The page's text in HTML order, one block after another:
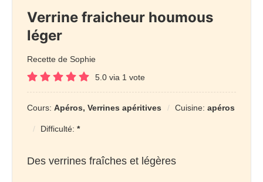
Verrine fraicheur houmous
léger
Recette de Sophie
5.0 via 1 vote
Cours: Apéros, Verrines apéritives Cuisine: apéros
Difficulté: *
Des verrines fraîches et légères